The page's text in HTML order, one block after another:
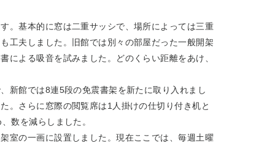
。基本的に窓は二重サッシで、場所によっては三重
工夫しました。旧館では別々の部屋だった一般開架
よる吸音を試みました。どのくらい距離をあけ、
新館では8連5段の免震書架を新たに取り入れまし
。さらに窓際の閲覧席は1人掛けの仕切り付き机と
数を減らしました。
室の一画に設置しました。現在ここでは、毎週土曜